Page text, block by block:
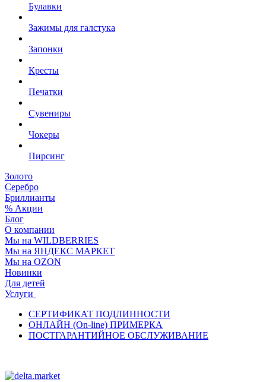
Булавки
Зажимы для галстука
Запонки
Кресты
Печатки
Сувениры
Чокеры
Пирсинг
Золото
Серебро
Бриллианты
% Акции
Блог
О компании
Мы на WILDBERRIES
Мы на ЯНДЕКС МАРКЕТ
Мы на OZON
Новинки
Для детей
Услуги
СЕРТИФИКАТ ПОДЛИННОСТИ
ОНЛАЙН (On-line) ПРИМЕРКА
ПОСТГАРАНТИЙНОЕ ОБСЛУЖИВАНИЕ